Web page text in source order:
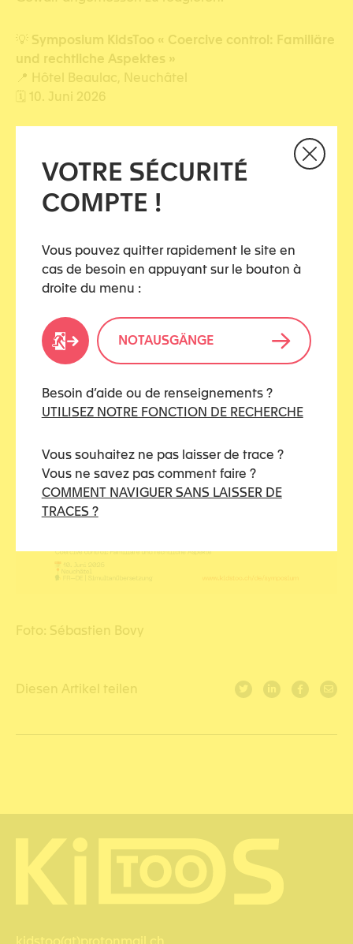
VOTRE SÉCURITÉ
COMPTE !
Vous pouvez quitter rapidement le site en
cas de besoin en appuyant sur le bouton à
droite du menu :
NOTAUSGÄNGE
Besoin d’aide ou de renseignements ?
UTILISEZ NOTRE FONCTION DE RECHERCHE
Vous souhaitez ne pas laisser de trace ?
Vous ne savez pas comment faire ?
COMMENT NAVIGUER SANS LAISSER DE
TRACES ?
💡 Symposium KidsToo « Coercive control: Familiäre
und rechtliche Aspektes »
📍 Hôtel Beaulac, Neuchâtel
🗓️ 10. Juni 2026
Vollständiges Programm und Anmeldung hier :
www.kidstoo.ch/de/symposium
Foto: Sébastien Bovy
Diesen Artikel teilen